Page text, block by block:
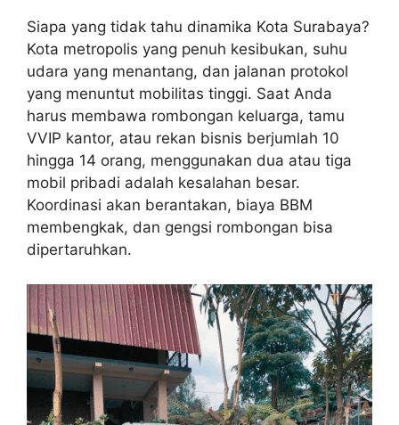
Siapa yang tidak tahu dinamika Kota Surabaya?
Kota metropolis yang penuh kesibukan, suhu
udara yang menantang, dan jalanan protokol
yang menuntut mobilitas tinggi. Saat Anda
harus membawa rombongan keluarga, tamu
VVIP kantor, atau rekan bisnis berjumlah 10
hingga 14 orang, menggunakan dua atau tiga
mobil pribadi adalah kesalahan besar.
Koordinasi akan berantakan, biaya BBM
membengkak, dan gengsi rombongan bisa
dipertaruhkan.